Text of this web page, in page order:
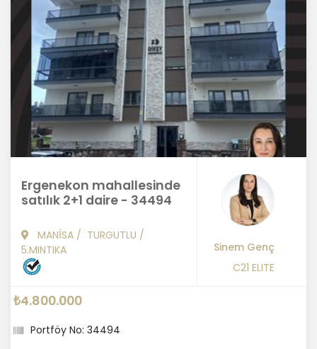
Ergenekon mahallesinde
satılık 2+1 daire - 34494
MANİSA / TURGUTLU /
5.MINTIKA
Sinem Genç
C21 ELITE
₺4.800.000
Portföy No: 34494